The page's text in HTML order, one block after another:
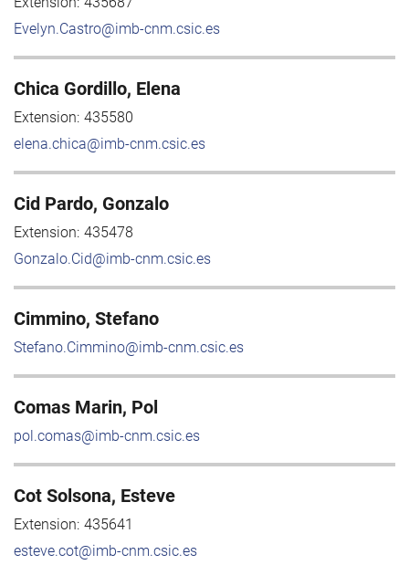
Evelyn.Castro@imb-cnm.csic.es
Chica Gordillo, Elena
Extension: 435580
elena.chica@imb-cnm.csic.es
Cid Pardo, Gonzalo
Extension: 435478
Gonzalo.Cid@imb-cnm.csic.es
Cimmino, Stefano
Stefano.Cimmino@imb-cnm.csic.es
Comas Marin, Pol
pol.comas@imb-cnm.csic.es
Cot Solsona, Esteve
Extension: 435641
esteve.cot@imb-cnm.csic.es